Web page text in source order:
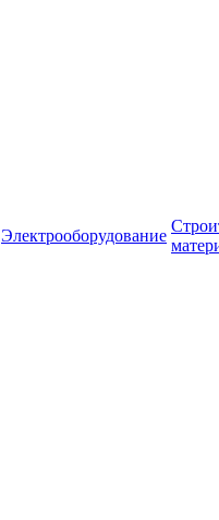
Электрооборудование